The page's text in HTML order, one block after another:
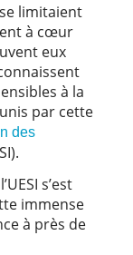
limitaient
à cœur
eux
à la
par cette
des
s’est
immense
à près de